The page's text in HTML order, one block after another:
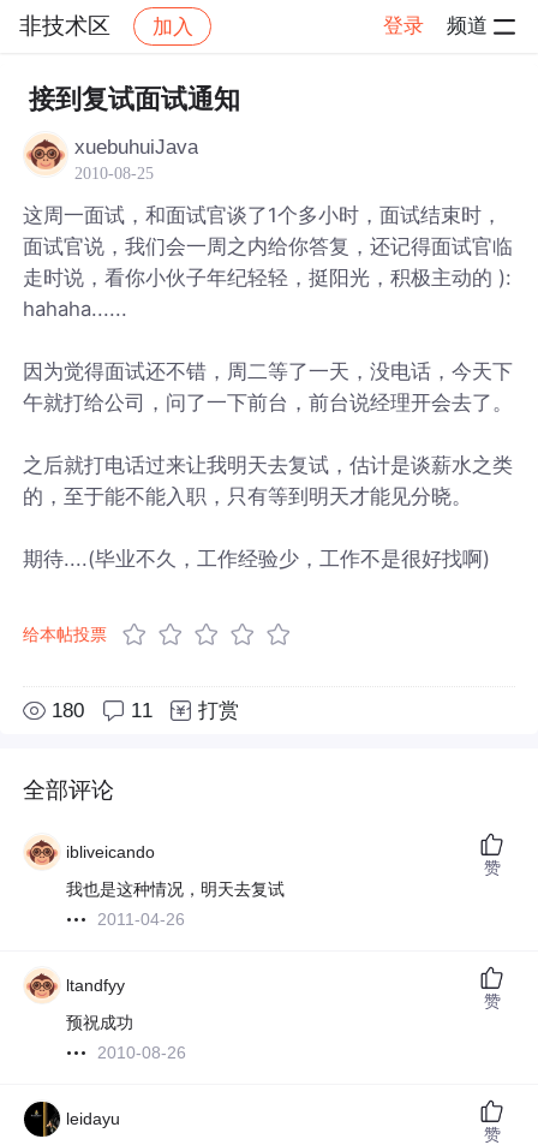
非技术区 加入 登录 频道
社区 非技术区 帖子详情
接到复试面试通知
xuebuhuiJava
2010-08-25
这周一面试，和面试官谈了1个多小时，面试结束时，
面试官说，我们会一周之内给你答复，还记得面试官临
走时说，看你小伙子年纪轻轻，挺阳光，积极主动的 ):
hahaha......
因为觉得面试还不错，周二等了一天，没电话，今天下
午就打给公司，问了一下前台，前台说经理开会去了。
之后就打电话过来让我明天去复试，估计是谈薪水之类
的，至于能不能入职，只有等到明天才能见分晓。
期待....(毕业不久，工作经验少，工作不是很好找啊)
给本帖投票
180 11 打赏
全部评论
ibliveicando
我也是这种情况，明天去复试
2011-04-26
赞
ltandfyy
预祝成功
2010-08-26
赞
leidayu
赞